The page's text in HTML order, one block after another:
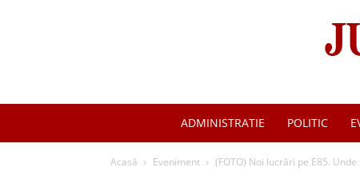
ADMINISTRATIE POLITIC
Acasă Eveniment (FOTO) Noi lucrări pe E85.